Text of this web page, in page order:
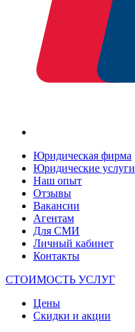
Юридическая фирма
Юридические услуги
Наш опыт
Отзывы
Вакансии
Агентам
Для СМИ
Личный кабинет
Контакты
СТОИМОСТЬ УСЛУГ
Цены
Скидки и акции